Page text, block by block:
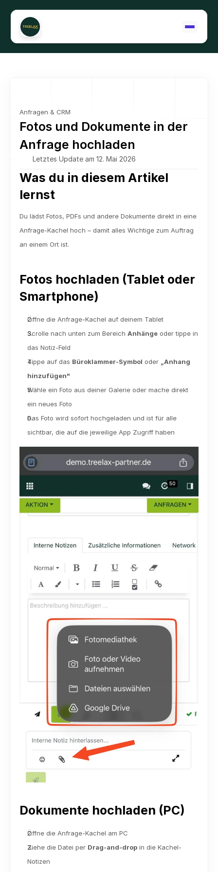
Support kontaktieren
Anfragen & CRM
Fotos und Dokumente in der
Anfrage hochladen
Letztes Update am 12. Mai 2026
Was du in diesem Artikel
lernst
Du lädst Fotos, PDFs und andere Dokumente direkt in eine
Anfrage-Kachel hoch – damit alles Wichtige zum Auftrag
an einem Ort ist.
Fotos hochladen (Tablet oder
Smartphone)
Öffne die Anfrage-Kachel auf deinem Tablet
Scrolle nach unten zum Bereich Anhänge oder tippe in
das Notiz-Feld
Tippe auf das Büroklammer-Symbol oder
„Anhang
hinzufügen"
Wähle ein Foto aus deiner Galerie oder mache direkt
ein neues Foto
Das Foto wird sofort hochgeladen und ist für alle
sichtbar, die auf die jeweilige App Zugriff haben
Dokumente hochladen (PC)
Öffne die Anfrage-Kachel am PC
Ziehe die Datei per Drag-and-drop in die Kachel-
Notizen